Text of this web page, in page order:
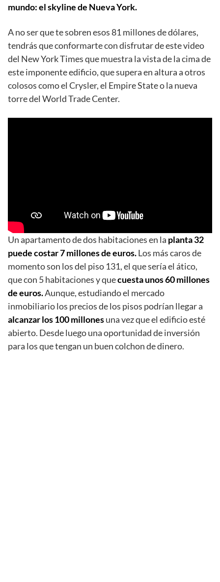
mundo: el skyline de Nueva York.
A no ser que te sobren esos 81 millones de dólares,
tendrás que conformarte con disfrutar de este video
del New York Times que muestra la vista de la cima de
este imponente edificio, que supera en altura a otros
colosos como el Crysler, el Empire State o la nueva
torre del World Trade Center.
Un apartamento de dos habitaciones en la planta 32
puede costar 7 millones de euros.Los más caros de
momento son los del piso 131, el que sería el ático,
que con 5 habitaciones y quecuesta unos 60 millones
de euros.Aunque, estudiando el mercado
inmobiliario los precios de los pisos podrían llegar a
alcanzar los 100 millonesuna vez que el edificio esté
abierto. Desde luego una oportunidad de inversión
para los que tengan un buen colchon de dinero.